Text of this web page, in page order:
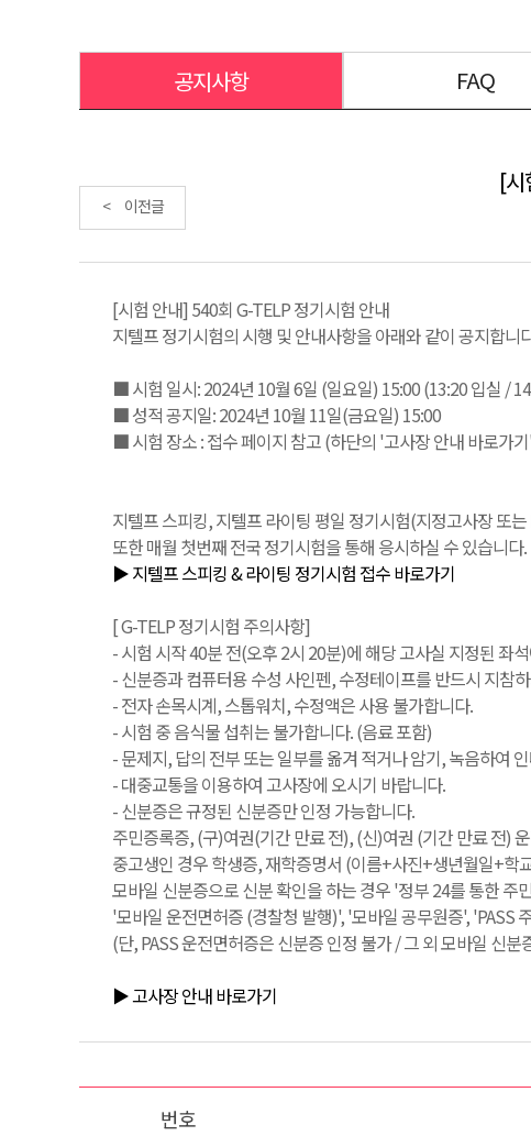
공지사항 FAQ
[시
< 이전글
[시험 안내] 540회 G-TELP 정기시험 안내
지텔프 정기시험의 시행 및 안내사항을 아래와 같이 공지합니
■ 시험 일시: 2024년 10월 6일 (일요일) 15:00 (13:20 입실 /
■ 성적 공지일: 2024년 10월 11일(금요일) 15:00
■ 시험 장소 : 접수 페이지 참고 (하단의 '고사장 안내 바로가
지텔프 스피킹, 지텔프 라이팅 평일 정기시험(지정고사장 또
또한 매월 첫번째 전국 정기시험을 통해 응시하실 수 있습니다.
▶ 지텔프 스피킹 & 라이팅 정기시험 접수 바로가기
[ G-TELP 정기시험 주의사항]
- 시험 시작 40분 전(오후 2시 20분)에 해당 고사실 지정된 좌
- 신분증과 컴퓨터용 수성 사인펜, 수정테이프를 반드시 지참
- 전자 손목시계, 스톱워치, 수정액은 사용 불가합니다.
- 시험 중 음식물 섭취는 불가합니다. (음료 포함)
- 문제지, 답의 전부 또는 일부를 옮겨 적거나 암기, 녹음하여
- 대중교통을 이용하여 고사장에 오시기 바랍니다.
- 신분증은 규정된 신분증만 인정 가능합니다.
주민증록증, (구)여권(기간 만료 전), (신)여권 (기간 만료 전)
중고생인 경우 학생증, 재학증명서 (이름+사진+생년월일+학
모바일 신분증으로 신분 확인을 하는 경우 '정부 24를 통한 주
'모바일 운전면허증 (경찰청 발행)', '모바일 공무원증', 'PASS
(단, PASS 운전면허증은 신분증 인정 불가 / 그 외 모바일 신분
▶ 고사장 안내 바로가기
번호